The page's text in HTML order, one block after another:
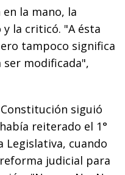
la mano, la
la criticó. "A ésta
tampoco significa
modificada",
siguió
reiterado el 1°
Legislativa, cuando
judicial para